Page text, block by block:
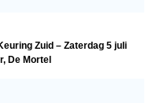
Zuid – Zaterdag 5 juli
De Mortel